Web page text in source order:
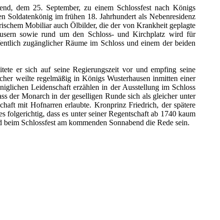
dem 25. September, zu einem Schlossfest nach Königs
Soldatenkönig im frühen 18. Jahrhundert als Nebenresidenz
Mobiliar auch Ölbilder, die der von Krankheit geplagte
sowie rund um den Schloss- und Kirchplatz wird für
zugänglicher Räume im Schloss und einem der beiden
er sich auf seine Regierungszeit vor und empfing seine
weilte regelmäßig in Königs Wusterhausen inmitten einer
Leidenschaft erzählen in der Ausstellung im Schloss
der Monarch in der geselligen Runde sich als gleicher unter
mit Hofnarren erlaubte. Kronprinz Friedrich, der spätere
dass es unter seiner Regentschaft ab 1740 kaum
Schlossfest am kommenden Sonnabend die Rede sein.